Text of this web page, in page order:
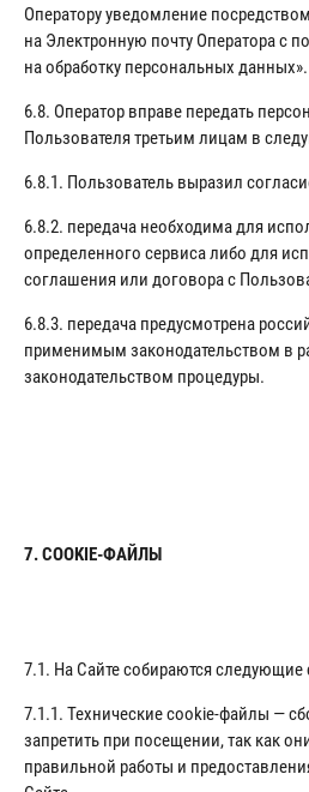
Оператору уведомление
на Электронную почту Оператора с
на обработку персональных данных».
6.8. Оператор вправе передать
Пользователя третьим лицам в
6.8.1. Пользователь выразил
6.8.2. передача необходима для
определенного сервиса либо для
соглашения или договора с
6.8.3. передача предусмотрена
применимым законодательством в
законодательством процедуры.
7. COOKIE-ФАЙЛЫ
7.1. На Сайте собираются
7.1.1. Технические сookie-файлы —
запретить при посещении, так как
правильной работы и